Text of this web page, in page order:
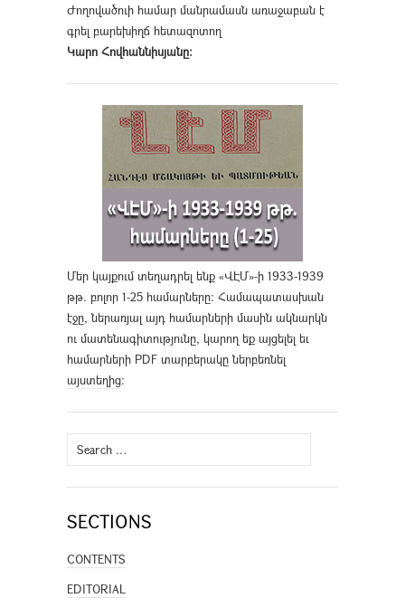
Ժողովածուի համար մանրամասն առաջաբան է
գրել բարեխիղճ հետազոտող
Կարո Հովհաննիսյանը։
Մեր կայքում տեղադրել ենք «ՎԷՄ»-ի 1933-1939
թթ. բոլոր 1-25 համարները։ Համապատասխան
էջը, ներառյալ այդ համարների մասին ակնարկն
ու մատենագիտությունը, կարող եք այցելել եւ
համարների PDF տարբերակը ներբեռնել
այստեղից։
Search
for:
SECTIONS
CONTENTS
EDITORIAL